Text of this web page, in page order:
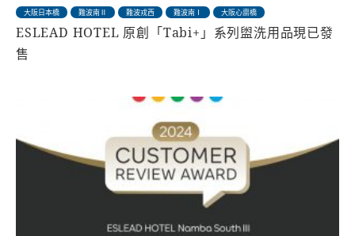
大阪日本橋 難波南Ⅱ 難波戎西 難波南Ⅰ 大阪心齋橋
ESLEAD HOTEL 原創「Tabi+」系列盥洗用品現已發
售